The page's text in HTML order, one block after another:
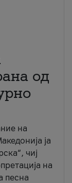
од
на
ја
чиј
на
песна